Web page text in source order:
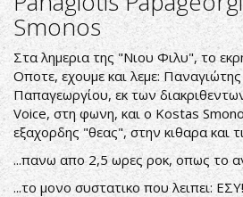
Smonos
Στα λημερια της "Νιου Φιλυ", το
Οποτε, εχουμε και λεμε:
Παπαγεωργίου, εκ των
Voice, στη φωνη, και ο Kostas
εξαχορδης "θεας", στην κιθαρα και
...πανω απο 2,5 ωρες ροκ, οπως το
...το μονο συστατικο που λειπει: ΕΣΥ!